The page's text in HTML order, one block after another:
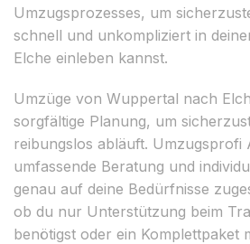
Umzugsprozesses, um
schnell und unkompliziert in
Elche einleben kannst.
Umzüge von Wuppertal nach
sorgfältige Planung, um
reibungslos abläuft. Umzugsprofi
umfassende Beratung und
genau auf deine Bedürfnisse
ob du nur Unterstützung beim
benötigst oder ein Komplettpaket